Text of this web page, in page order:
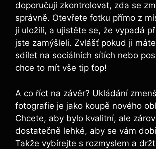
doporučuji zkontrolovat, zda se
správně. Otevřete fotku přímo z
ji uložili, a ujistěte se, že vypadá
jste zamýšleli. Zvlášť pokud ji
sdílet na sociálních sítích nebo
chce to mít vše tip ťop!
A co říct na závěr? Ukládání
fotografie je jako koupě nového
Chcete, aby bylo kvalitní, ale
dostatečně lehké, aby se vám
Takže vybírejte s rozmyslem a